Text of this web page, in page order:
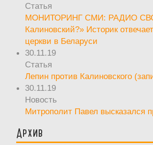
Статья
МОНИТОРИНГ СМИ: РАДИО
Калиновский?» Историк
церкви в Беларуси
30.11.19
Статья
Лепин против Калиновского
30.11.19
Новость
Митрополит Павел высказался
Архив